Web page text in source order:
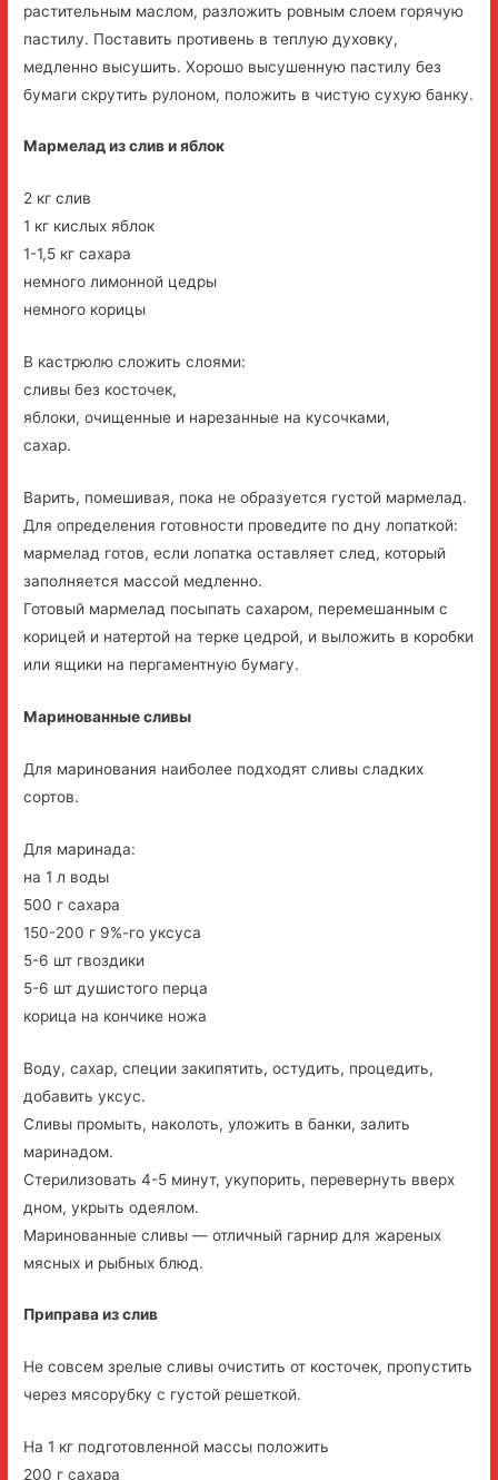
растительным маслом, разложить ровным слоем горячую
пастилу. Поставить противень в теплую духовку,
медленно высушить. Хорошо высушенную пастилу без
бумаги скрутить рулоном, положить в чистую сухую банку.
Мармелад из слив и яблок
2 кг слив
1 кг кислых яблок
1-1,5 кг сахара
немного лимонной цедры
немного корицы
В кастрюлю сложить слоями:
сливы без косточек,
яблоки, очищенные и нарезанные на кусочками,
сахар.
Варить, помешивая, пока не образуется густой мармелад.
Для определения готовности проведите по дну лопаткой:
мармелад готов, если лопатка оставляет след, который
заполняется массой медленно.
Готовый мармелад посыпать сахаром, перемешанным с
корицей и натертой на терке цедрой, и выложить в коробки
или ящики на пергаментную бумагу.
Маринованные сливы
Для маринования наиболее подходят сливы сладких
сортов.
Для маринада:
на 1 л воды
500 г сахара
150-200 г 9%-го уксуса
5-6 шт гвоздики
5-6 шт душистого перца
корица на кончике ножа
Воду, сахар, специи закипятить, остудить, процедить,
добавить уксус.
Сливы промыть, наколоть, уложить в банки, залить
маринадом.
Стерилизовать 4-5 минут, укупорить, перевернуть вверх
дном, укрыть одеялом.
Маринованные сливы — отличный гарнир для жареных
мясных и рыбных блюд.
Приправа из слив
Не совсем зрелые сливы очистить от косточек, пропустить
через мясорубку с густой решеткой.
На 1 кг подготовленной массы положить
200 г сахара